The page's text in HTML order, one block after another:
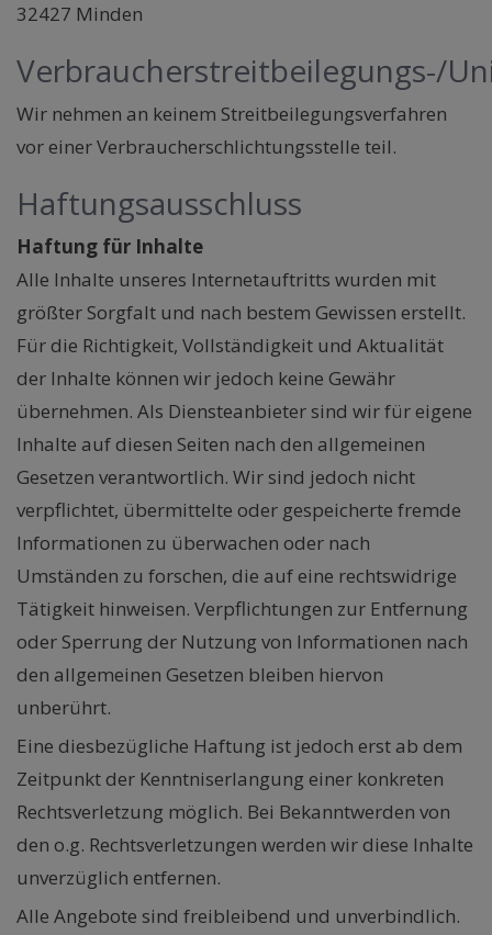
32427 Minden
Verbraucherstreitbeilegungs-/
Wir nehmen an keinem Streitbeilegungsverfahren
vor einer Verbraucherschlichtungsstelle teil.
Haftungsausschluss
Haftung für Inhalte
Alle Inhalte unseres Internetauftritts wurden mit
größter Sorgfalt und nach bestem Gewissen erstellt.
Für die Richtigkeit, Vollständigkeit und Aktualität
der Inhalte können wir jedoch keine Gewähr
übernehmen. Als Diensteanbieter sind wir für eigene
Inhalte auf diesen Seiten nach den allgemeinen
Gesetzen verantwortlich. Wir sind jedoch nicht
verpflichtet, übermittelte oder gespeicherte fremde
Informationen zu überwachen oder nach
Umständen zu forschen, die auf eine rechtswidrige
Tätigkeit hinweisen. Verpflichtungen zur Entfernung
oder Sperrung der Nutzung von Informationen nach
den allgemeinen Gesetzen bleiben hiervon
unberührt.
Eine diesbezügliche Haftung ist jedoch erst ab dem
Zeitpunkt der Kenntniserlangung einer konkreten
Rechtsverletzung möglich. Bei Bekanntwerden von
den o.g. Rechtsverletzungen werden wir diese Inhalte
unverzüglich entfernen.
Alle Angebote sind freibleibend und unverbindlich.